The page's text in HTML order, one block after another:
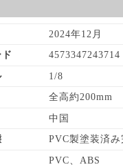
2024年12月
4573347243714
1/8
全高約200mm
中国
PVC製塗装済み
PVC、ABS